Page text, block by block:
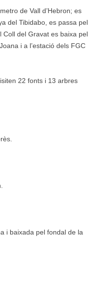
de Vall d’Hebron; es
del Tibidabo, es passa pel
del Gravat es baixa pel
i a l’estació dels FGC
22 fonts i 13 arbres
i baixada pel fondal de la